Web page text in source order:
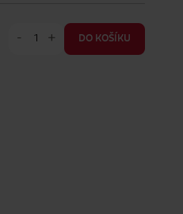
- + DO KOŠÍKU